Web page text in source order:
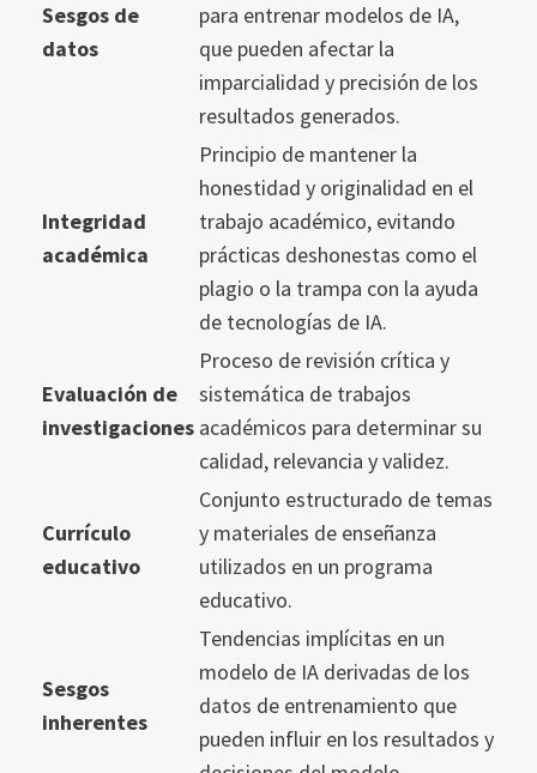
Sesgos de
datos
para entrenar modelos de IA,
que pueden afectar la
imparcialidad y precisión de los
resultados generados.
Integridad
académica
Principio de mantener la
honestidad y originalidad en el
trabajo académico, evitando
prácticas deshonestas como el
plagio o la trampa con la ayuda
de tecnologías de IA.
Evaluación de
investigaciones
Proceso de revisión crítica y
sistemática de trabajos
académicos para determinar su
calidad, relevancia y validez.
Currículo
educativo
Conjunto estructurado de temas
y materiales de enseñanza
utilizados en un programa
educativo.
Sesgos
inherentes
Tendencias implícitas en un
modelo de IA derivadas de los
datos de entrenamiento que
pueden influir en los resultados y